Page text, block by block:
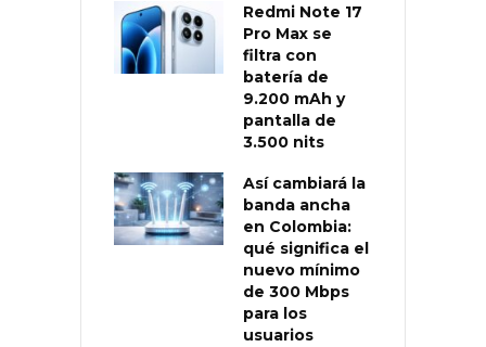
Redmi Note 17
Pro Max se
filtra con
batería de
9.200 mAh y
pantalla de
3.500 nits
Así cambiará la
banda ancha
en Colombia:
qué significa el
nuevo mínimo
de 300 Mbps
para los
usuarios